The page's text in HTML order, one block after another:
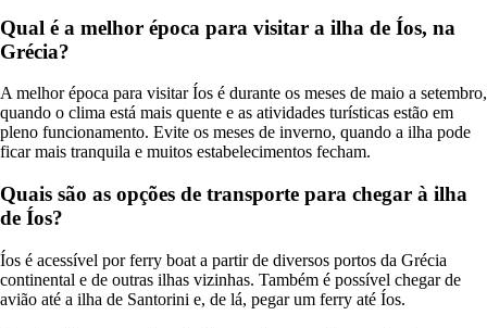
Qual é a melhor época para visitar a ilha de Íos, na
Grécia?
A melhor época para visitar Íos é durante os meses de maio a setembro,
quando o clima está mais quente e as atividades turísticas estão em
pleno funcionamento. Evite os meses de inverno, quando a ilha pode
ficar mais tranquila e muitos estabelecimentos fecham.
Quais são as opções de transporte para chegar à ilha
de Íos?
Íos é acessível por ferry boat a partir de diversos portos da Grécia
continental e de outras ilhas vizinhas. Também é possível chegar de
avião até a ilha de Santorini e, de lá, pegar um ferry até Íos.